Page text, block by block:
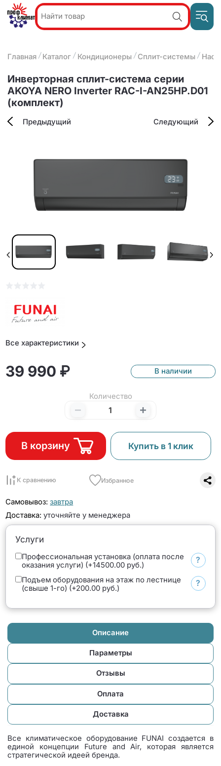
Акции и
О компании
Наши услуги
Оплата и доставка
8
25-
93-63
Главная Каталог Кондиционеры Сплит-системы
Инверторная сплит-система серии
AKOYA NERO Inverter RAC-I-AN25HP.D01
(комплект)
Предыдущий Следующий
Все характеристики
39 990 ₽ В наличии
Количество
В корзину Купить в 1 клик
К сравнению Избранное
Самовывоз: завтра
Доставка: уточняйте у менеджера
Услуги
Профессиональная установка (оплата после
оказания услуги) (+14500.00 руб.)
?
Подъем оборудования на этаж по лестнице
(свыше 1-го) (+200.00 руб.)
?
Описание
Параметры
Отзывы
Оплата
Доставка
Все климатическое оборудование FUNAI создается в
единой концепции Future and Air, которая является
стратегической идеей бренда.